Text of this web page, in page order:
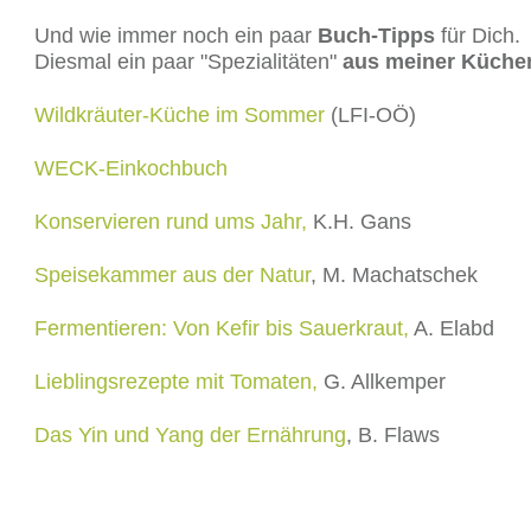
Und wie immer noch ein paar Buch-Tipps für Dich.
Diesmal ein paar "Spezialitäten" aus meiner
Wildkräuter-Küche im Sommer (LFI-OÖ)
WECK-Einkochbuch
Konservieren rund ums Jahr, K.H. Gans
Speisekammer aus der Natur, M. Machatschek
Fermentieren: Von Kefir bis Sauerkraut, A. Elabd
Lieblingsrezepte mit Tomaten, G. Allkemper
Das Yin und Yang der Ernährung, B. Flaws